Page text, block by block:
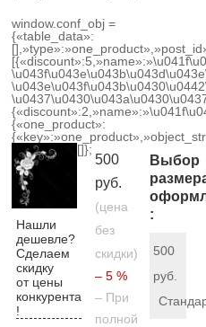
window.conf_obj =
{«table_data»:
{«one_product»:
[]};
Нашли
дешевле?
Сделаем
скидку
от цены
конкурента
!
500
руб.
(цена
без
скидки)
– 5 %
– При
полной
Выбор
:
500
руб.